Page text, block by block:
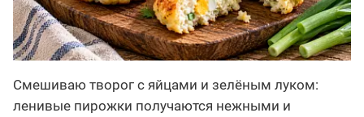
Смешиваю творог с яйцами и зелёным луком:
ленивые пирожки получаются нежными и